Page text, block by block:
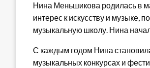
Нина Меньшикова родилась в
интерес к искусству и музыке,
музыкальную школу. Нина
С каждым годом Нина
музыкальных конкурсах и